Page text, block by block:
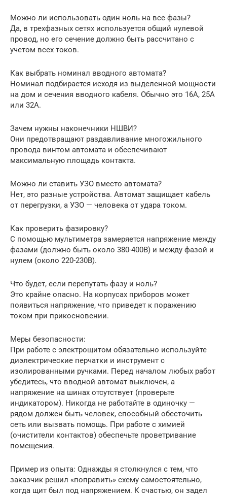
Можно ли использовать один ноль на все фазы?
Да, в трехфазных сетях используется общий нулевой
провод, но его сечение должно быть рассчитано с
учетом всех токов.
Как выбрать номинал вводного автомата?
Номинал подбирается исходя из выделенной мощности
на дом и сечения вводного кабеля. Обычно это 16А, 25А
или 32А.
Зачем нужны наконечники НШВИ?
Они предотвращают раздавливание многожильного
провода винтом автомата и обеспечивают
максимальную площадь контакта.
Можно ли ставить УЗО вместо автомата?
Нет, это разные устройства. Автомат защищает кабель
от перегрузки, а УЗО — человека от удара током.
Как проверить фазировку?
С помощью мультиметра замеряется напряжение между
фазами (должно быть около 380-400В) и между фазой и
нулем (около 220-230В).
Что будет, если перепутать фазу и ноль?
Это крайне опасно. На корпусах приборов может
появиться напряжение, что приведет к поражению
током при прикосновении.
Меры безопасности:
При работе с электрощитом обязательно используйте
диэлектрические перчатки и инструмент с
изолированными ручками. Перед началом любых работ
убедитесь, что вводной автомат выключен, а
напряжение на шинах отсутствует (проверьте
индикатором). Никогда не работайте в одиночку —
рядом должен быть человек, способный обесточить
сеть или вызвать помощь. При работе с химией
(очистители контактов) обеспечьте проветривание
помещения.
Пример из опыта: Однажды я столкнулся с тем, что
заказчик решил «поправить» схему самостоятельно,
когда щит был под напряжением. К счастью, он задел